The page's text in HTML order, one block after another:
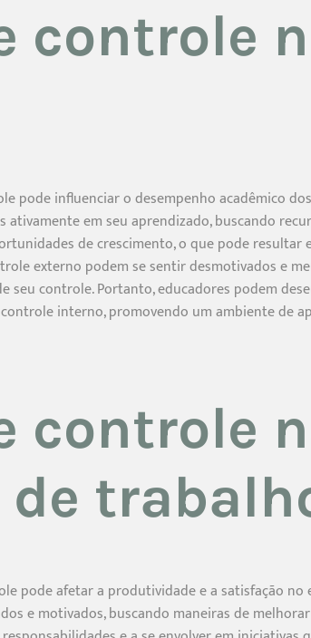
controle
pode influenciar o desempenho acadêmico
em seu aprendizado, buscando
de crescimento, o que pode resultar
externo podem se sentir desmotivados e
seu controle. Portanto, educadores podem
interno, promovendo um ambiente de
controle
pode afetar a produtividade e a satisfação
e motivados, buscando maneiras de